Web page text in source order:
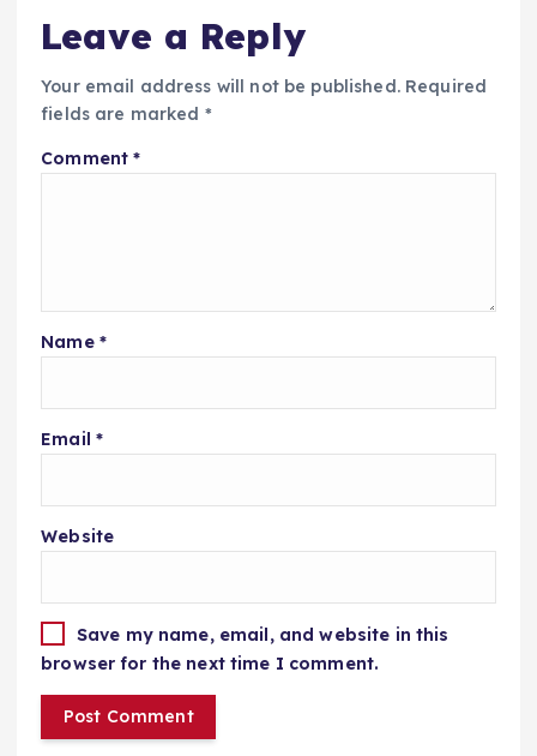
Leave a Reply
Your email address will not be published. Required
fields are marked *
Comment*
Name *
Email *
Website
Save my name, email, and website in this
browser for the next time I comment.